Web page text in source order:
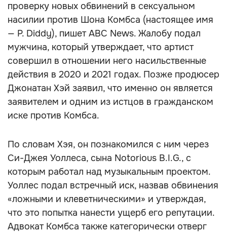
проверку новых обвинений в сексуальном
насилии против Шона Комбса (настоящее имя
— P. Diddy), пишет ABC News. Жалобу подал
мужчина, который утверждает, что артист
совершил в отношении него насильственные
действия в 2020 и 2021 годах. Позже продюсер
Джонатан Хэй заявил, что именно он является
заявителем и одним из истцов в гражданском
иске против Комбса.
По словам Хэя, он познакомился с ним через
Си-Джея Уоллеса, сына Notorious B.I.G., с
которым работал над музыкальным проектом.
Уоллес подал встречный иск, назвав обвинения
«ложными и клеветническими» и утверждая,
что это попытка нанести ущерб его репутации.
Адвокат Комбса также категорически отверг